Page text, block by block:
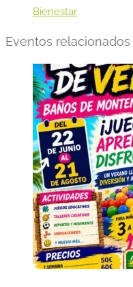
Bienestar
Eventos relacionados